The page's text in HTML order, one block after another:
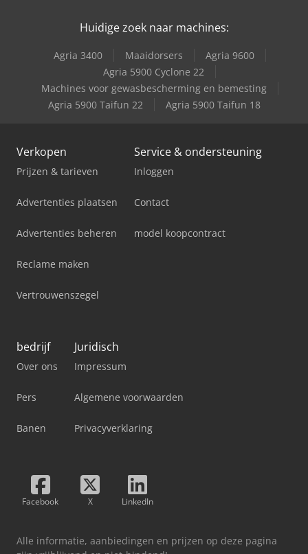
Versalift Vtl-140-F Fpc
Versalift Vtl-145-F
Versalift Vtx 240
Huidige zoek naar machines:
Agria 3400 Maaidorsers
Agria 9600
Agria 5900 Cyclone 22
Machines voor gewasbescherming en bemesting
Agria 5900 Taifun 22
Agria 5900 Taifun 18
Verkopen
Prijzen & tarieven
Advertenties plaatsen
Advertenties beheren
Reclame maken
Vertrouwenszegel
Service & ondersteuning
Inloggen
Contact
model koopcontract
bedrijf
Over ons
Pers
Banen
Juridisch
Impressum
Algemene voorwaarden
Privacyverklaring
Facebook X LinkedIn
Alle informatie, aanbiedingen en prijzen op deze pagina